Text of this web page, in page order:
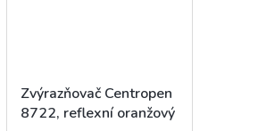
Zvýrazňovač Centropen
8722, reflexní oranžový